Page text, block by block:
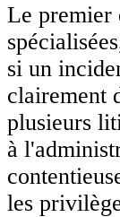
Le premier
si un
clairement
plusieurs
à
les